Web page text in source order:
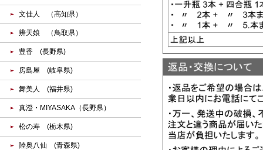
文佳人 （高知県）
辨天娘 （鳥取県）
豊香 (長野県)
房島屋 (岐阜県)
舞美人 (福井県)
真澄・MIYASAKA（長野県）
松の寿 (栃木県)
陸奥八仙 (青森県)